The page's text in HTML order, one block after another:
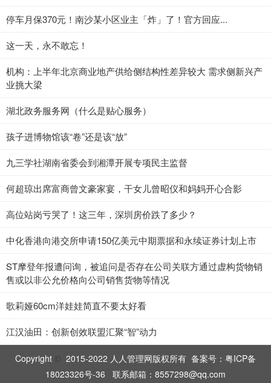
停车月保370元！南沙某小区业主「炸」了！官方回应...
这一天，永不敢忘！
机构：上半年北京商业地产供给侧结构性差异较大 需求侧新兴产
业挑大梁
湖北政务服务网（什么是贴心服务）
孩子进博物馆该“卷”还是该“放”
九三学社湖南省委会到湘潭开展专项民主监督
何超琼出席富商曾文豪家宴，干女儿曾昭仪和妈妈开心合影
高位站岗亏哭了！这三年，深圳房价跌了多少？
中化香港向港交所申请150亿美元中期票据和永续证券计划上市
ST摩登年报遭问询，被追问是否存在公司关联方通过虚构货物销
售或以非公允价格向公司销售货物等情况
歌莉娅60cm洋娃娃简直不要太好看
江汉油田：创新创效联盟汇聚“智”动力
Copyright © 2015-2022 人人管理网版权所有 备案号： 粤ICP备
18023326号-36 联系邮箱：8557298@qq.com